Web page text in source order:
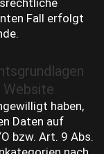
Fall erfolgt
Website
haben,
Daten auf
bzw. Art. 9 Abs.